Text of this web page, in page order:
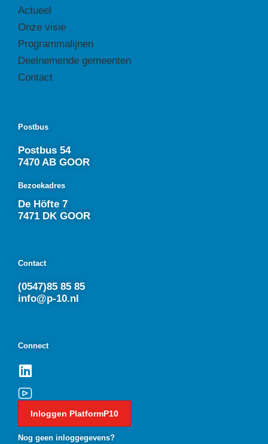
Actueel
Onze visie
Programmalijnen
Deelnemende gemeenten
Contact
Postbus
Postbus 54
7470 AB GOOR
Bezoekadres
De Höfte 7
7471 DK GOOR
Contact
(0547)85 85 85
info@p-10.nl
Connect
Inloggen PlatformP10
Nog geen inloggegevens?